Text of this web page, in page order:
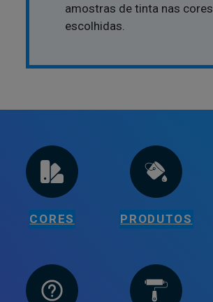
amostras de tinta nas cores
escolhidas.
CORES PRODUTOS